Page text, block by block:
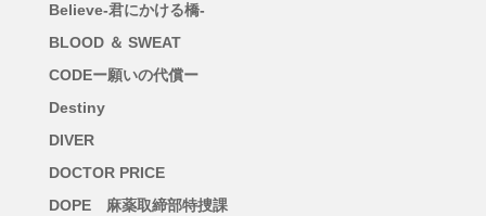
Believe-君にかける橋-
BLOOD ＆ SWEAT
CODEー願いの代償ー
Destiny
DIVER
DOCTOR PRICE
DOPE 麻薬取締部特捜課